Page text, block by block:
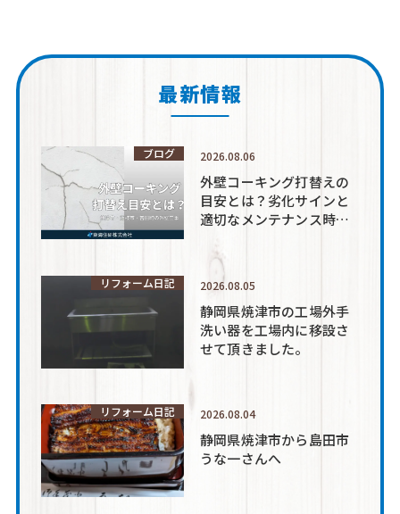
最新情報
ブログ 2026.08.06
外壁コーキング打替えの
目安とは？劣化サインと
適切なメンテナンス時期
リフォーム日記 2026.08.05
静岡県焼津市の工場外手
洗い器を工場内に移設さ
せて頂きました。
リフォーム日記 2026.08.04
静岡県焼津市から島田市
うな一さんへ